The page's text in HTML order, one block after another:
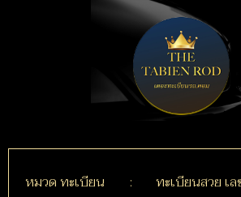
หมวด ทะเบียน :
ทะเบียนสวย เ